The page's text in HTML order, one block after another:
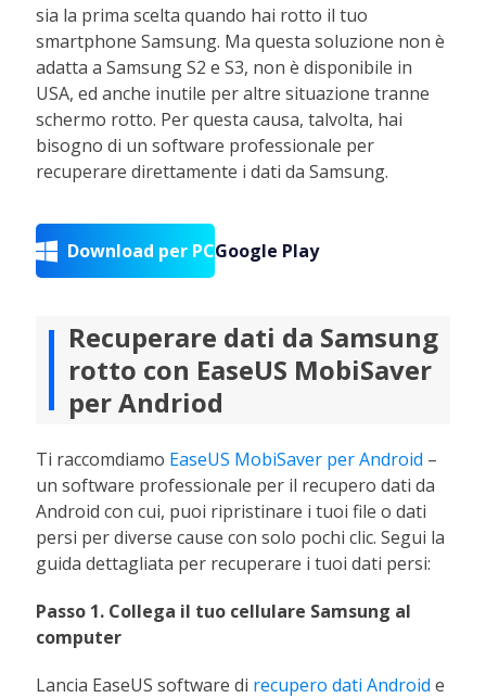
sia la prima scelta quando hai rotto il tuo
smartphone Samsung. Ma questa soluzione non è
adatta a Samsung S2 e S3, non è disponibile in
USA, ed anche inutile per altre situazione tranne
schermo rotto. Per questa causa, talvolta, hai
bisogno di un software professionale per
recuperare direttamente i dati da Samsung.
 Download per PCGoogle Play
Recuperare dati da Samsung
rotto con EaseUS MobiSaver
per Andriod
Ti raccomdiamo EaseUS MobiSaver per Android –
un software professionale per il recupero dati da
Android con cui, puoi ripristinare i tuoi file o dati
persi per diverse cause con solo pochi clic. Segui la
guida dettagliata per recuperare i tuoi dati persi:
Passo 1. Collega il tuo cellulare Samsung al
computer
Lancia EaseUS software di recupero dati Android e